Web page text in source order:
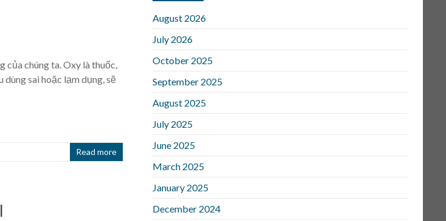
của chúng ta. Oxy là thuốc,
dùng sai hoặc lạm dụng, sẽ
Read more
August 2026
July 2026
October 2025
September 2025
August 2025
July 2025
June 2025
March 2025
January 2025
December 2024